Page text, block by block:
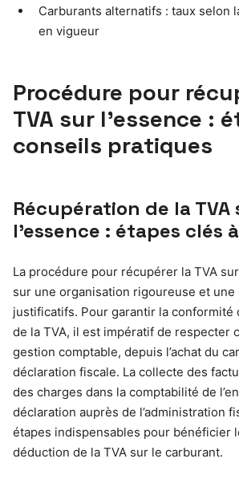
Carburants alternatifs : taux selon
en vigueur
Procédure pour
TVA sur l’essence :
conseils pratiques
Récupération de la TVA
l’essence : étapes clés
La procédure pour récupérer la TVA
sur une organisation rigoureuse et
justificatifs. Pour garantir la conformité
de la TVA, il est impératif de respecter
gestion comptable, depuis l’achat du
déclaration fiscale. La collecte des
des charges dans la comptabilité de
déclaration auprès de l’administration
étapes indispensables pour bénéficier
déduction de la TVA sur le carburant.